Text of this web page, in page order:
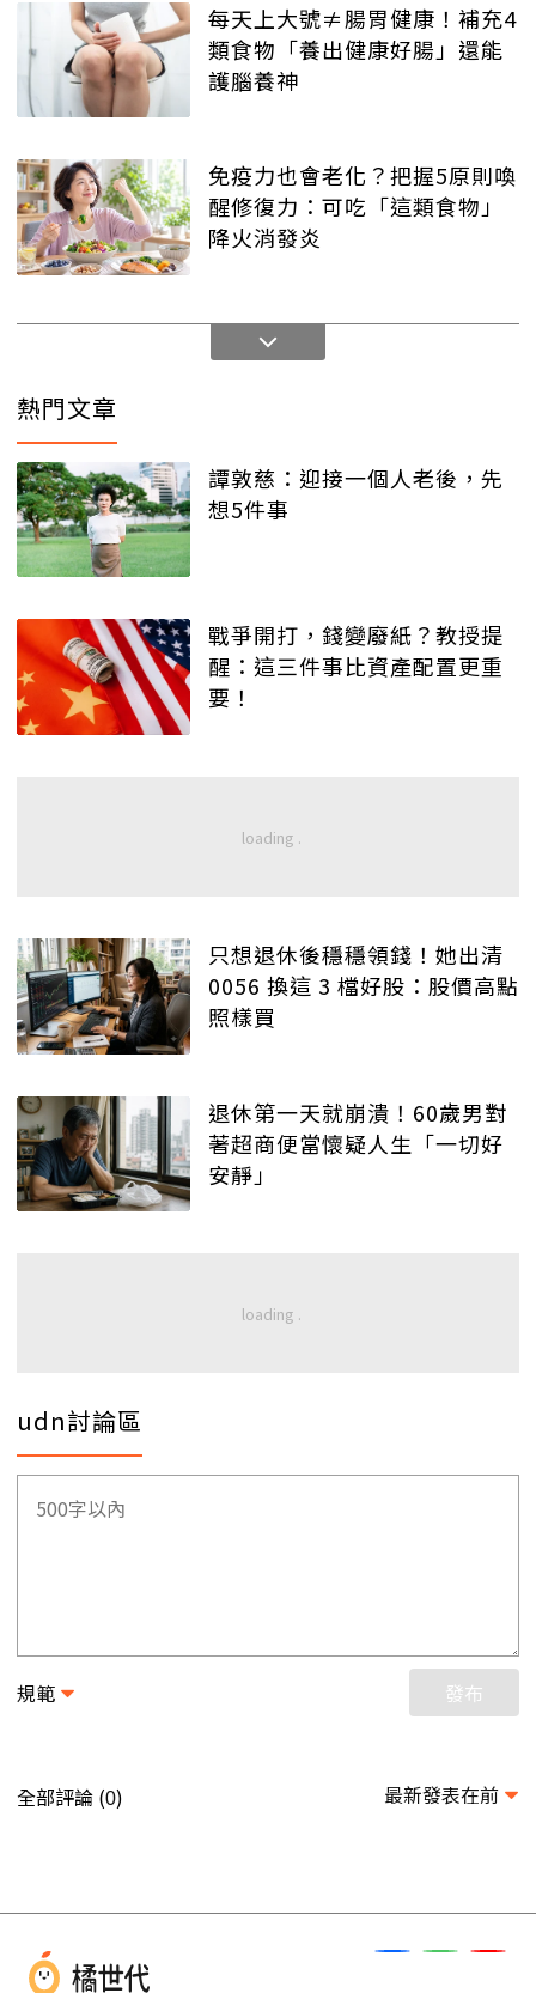
每天上大號≠腸胃健康！補充4
類食物「養出健康好腸」還能
護腦養神
免疫力也會老化？把握5原則喚
醒修復力：可吃「這類食物」
降火消發炎
熱門文章
譚敦慈：迎接一個人老後，先
想5件事
戰爭開打，錢變廢紙？教授提
醒：這三件事比資產配置更重
要！
只想退休後穩穩領錢！她出清
0056 換這 3 檔好股：股價高點
照樣買
退休第一天就崩潰！60歲男對
著超商便當懷疑人生「一切好
安靜」
udn討論區
規範 發布
全部評論 (0) 最新發表在前